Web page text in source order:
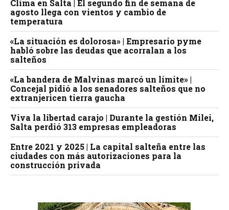
Clima en Salta | El segundo fin de semana de
agosto llega con vientos y cambio de
temperatura
«La situación es dolorosa» | Empresario pyme
habló sobre las deudas que acorralan a los
salteños
«La bandera de Malvinas marcó un límite» |
Concejal pidió a los senadores salteños que no
extranjericen tierra gaucha
Viva la libertad carajo | Durante la gestión Milei,
Salta perdió 313 empresas empleadoras
Entre 2021 y 2025 | La capital salteña entre las
ciudades con más autorizaciones para la
construcción privada